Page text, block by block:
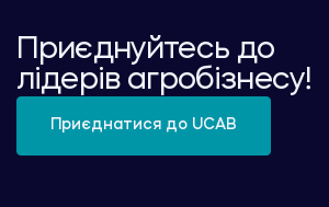
Приєднуйтесь до
лідерів агробізнесу!
Приєднатися до UCAB